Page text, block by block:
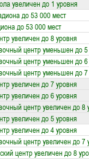
увеличен до 1 уровня
до 53 000 мест
до 53 000 мест
увеличен до 8 уровня
центр уменьшен до 5
центр уменьшен до 6
центр уменьшен до 7
увеличен до 7 уровня
увеличен до 6 уровня
центр увеличен до 8
увеличен до 5 уровня
увеличен до 4 уровня
центр увеличен до 7
центр увеличен до 8